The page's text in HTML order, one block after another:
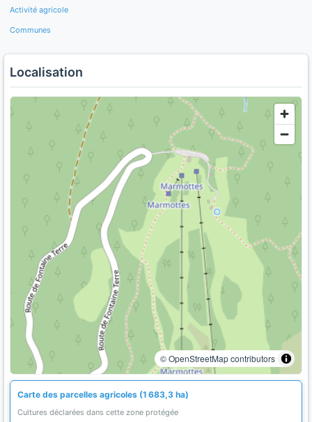
Activité agricole
Communes
Localisation
© OpenStreetMap contributors
Carte des parcelles agricoles (1 683,3 ha)
Cultures déclarées dans cette zone protégée